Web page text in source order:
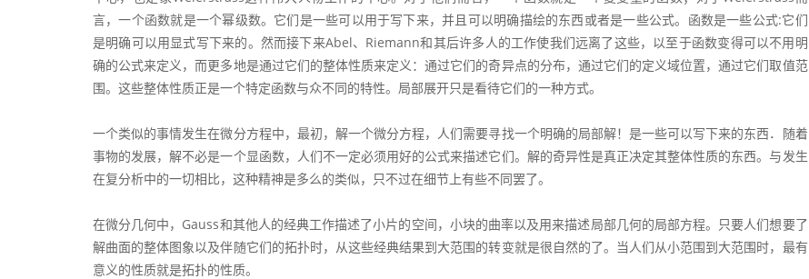
言，一个函数就是一个幂级数。它们是一些可以用于写下来，并且可以明确描绘的东西或者是一些公式。函数是一些公式:它们
是明确可以用显式写下来的。然而接下来Abel、Riemann和其后许多人的工作使我们远离了这些，以至于函数变得可以不用明
确的公式来定义，而更多地是通过它们的整体性质来定义：通过它们的奇异点的分布，通过它们的定义域位置，通过它们取值范
围。这些整体性质正是一个特定函数与众不同的特性。局部展开只是看待它们的一种方式。
一个类似的事情发生在微分方程中，最初，解一个微分方程，人们需要寻找一个明确的局部解！是一些可以写下来的东西．随着
事物的发展，解不必是一个显函数，人们不一定必须用好的公式来描述它们。解的奇异性是真正决定其整体性质的东西。与发生
在复分析中的一切相比，这种精神是多么的类似，只不过在细节上有些不同罢了。
在微分几何中，Gauss和其他人的经典工作描述了小片的空间，小块的曲率以及用来描述局部几何的局部方程。只要人们想要了
解曲面的整体图象以及伴随它们的拓扑时，从这些经典结果到大范围的转变就是很自然的了。当人们从小范围到大范围时，最有
意义的性质就是拓扑的性质。